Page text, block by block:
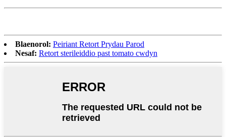
Blaenorol: Peiriant Retort Prydau Parod
Nesaf: Retort sterileiddio past tomato cwdyn